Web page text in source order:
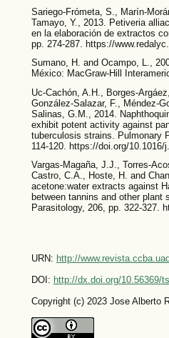
Sariego-Frómeta, S., Marín-
Tamayo, Y., 2013. Petiveria
en la elaboración de extractos
pp. 274-287. https://
Sumano, H. and Ocampo, L.,
México: MacGraw-Hill
Uc-Cachón, A.H., Borges-
González-Salazar, F., Méndez-
Salinas, G.M., 2014.
exhibit potent activity against
tuberculosis strains. Pulmonary
114-120. https://doi.org/10.1016/
Vargas-Magaña, J.J., Torres-
Castro, C.A., Hoste, H. and
acetone:water extracts against
between tannins and other plant
Parasitology, 206, pp. 322-327.
URN: http://
DOI: http://dx.doi.org/10.56369/
Copyright (c) 2023 Jose Alberto